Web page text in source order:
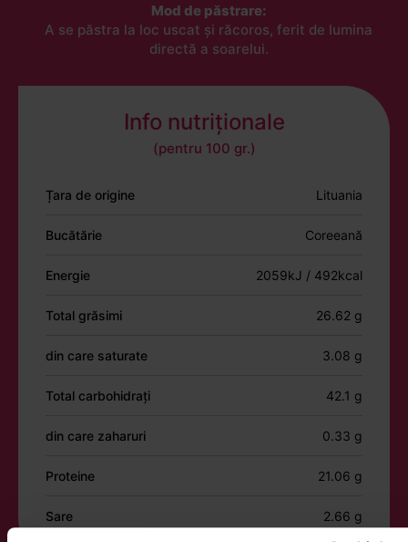
Mod de păstrare:
A se păstra la loc uscat și răcoros, ferit de lumina
directă a soarelui.
Info nutriționale
(pentru 100 gr.)
Țara de origine Lituania
Bucătărie Coreeană
Energie 2059kJ / 492kcal
Total grăsimi 26.62 g
din care saturate 3.08 g
Total carbohidrați 42.1 g
din care zaharuri 0.33 g
Proteine 21.06 g
Sare 2.66 g